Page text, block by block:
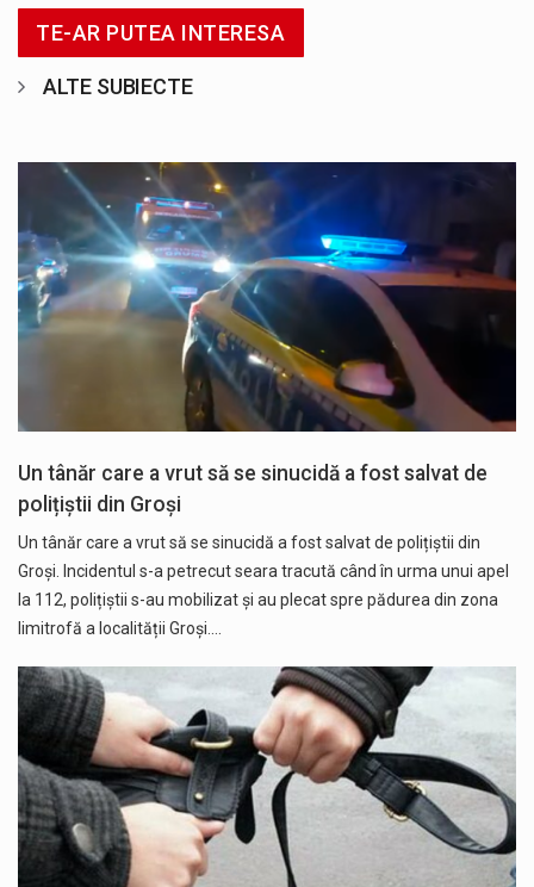
TE-AR PUTEA INTERESA
ALTE SUBIECTE
Un tânăr care a vrut să se sinucidă a fost salvat de
polițiștii din Groși
Un tânăr care a vrut să se sinucidă a fost salvat de polițiștii din
Groși. Incidentul s-a petrecut seara tracută când în urma unui apel
la 112, polițiștii s-au mobilizat și au plecat spre pădurea din zona
limitrofă a localității Groși.…